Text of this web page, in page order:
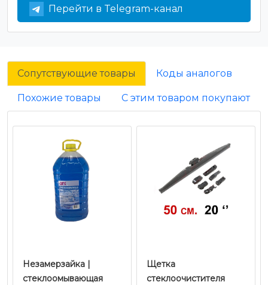
Перейти в Telegram-канал
Сопутствующие товары Коды аналогов
Похожие товары С этим товаром покупают
Незамерзайка |
стеклоомывающая
Щетка
стеклоочистителя